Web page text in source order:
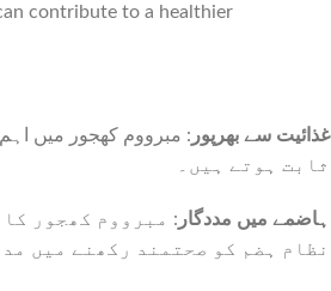
contribute to a healthier
غذائیت سے بھرپور
ثابت ہوتے ہیں۔
ہاضمے میں مددگار : مبرووم کھجور
نظام ہضم کو صحتمند رکھنے میں